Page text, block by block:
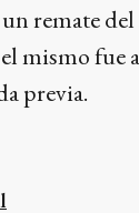
remate
mismo fue
previa.